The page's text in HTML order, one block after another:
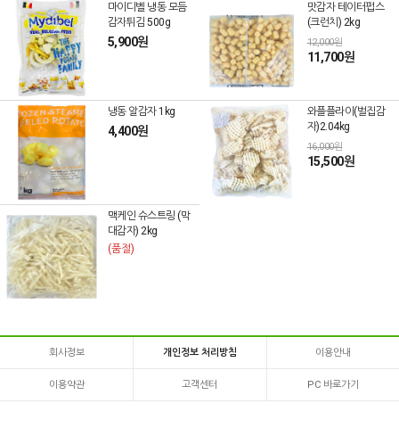
마이디벨 냉동 모듬
감자튀김 500g
5,900원
맛감자 테이터펍스
(크런치) 2kg
12,000원
11,700원
냉동 알감자 1kg
4,400원
와플플라이(벌집감
자)2.04kg
16,000원
15,500원
맥케인 슈스트링 (막
대감자) 2kg
(품절)
회사정보 개인정보 처리방침 이용안내
이용약관 고객센터 PC 바로가기